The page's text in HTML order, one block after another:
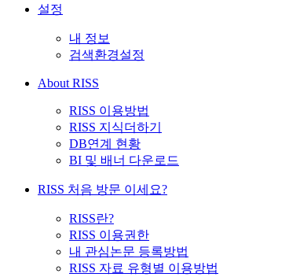
설정
내 정보
검색환경설정
About RISS
RISS 이용방법
RISS 지식더하기
DB연계 현황
BI 및 배너 다운로드
RISS 처음 방문 이세요?
RISS란?
RISS 이용권한
내 관심논문 등록방법
RISS 자료 유형별 이용방법